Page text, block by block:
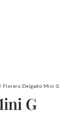
/ Florero Delgado Mini G
G